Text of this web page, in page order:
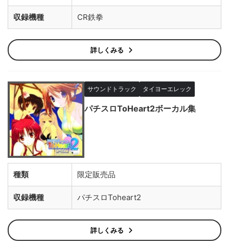
収録機種 CR鉄拳
詳しくみる
サウンドトラック タイヨーエレック
パチスロToHeart2ボーカル集
種類 限定販売品
収録機種 パチスロToheart2
詳しくみる